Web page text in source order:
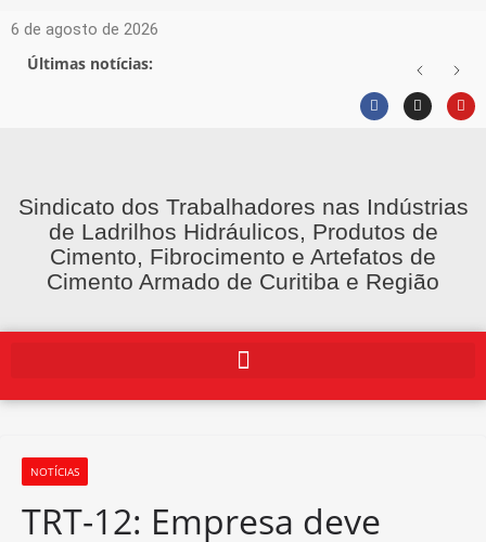
6 de agosto de 2026
Últimas notícias:
Sindicato dos Trabalhadores nas Indústrias
de Ladrilhos Hidráulicos, Produtos de
Cimento, Fibrocimento e Artefatos de
Cimento Armado de Curitiba e Região
NOTÍCIAS
TRT-12: Empresa deve